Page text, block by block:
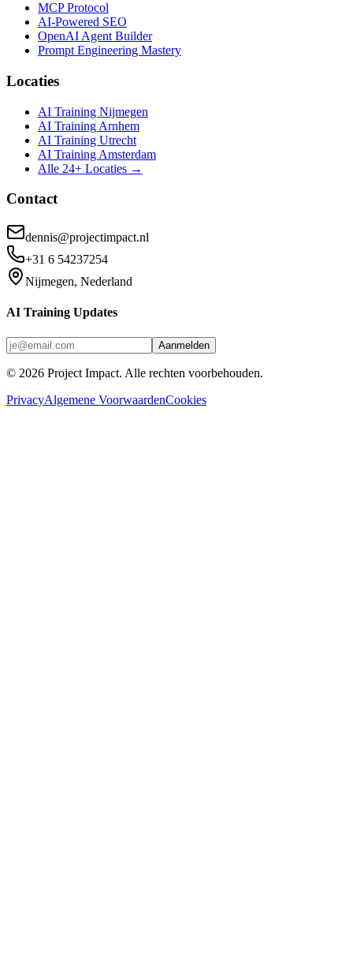
MCP Protocol
AI-Powered SEO
OpenAI Agent Builder
Prompt Engineering Mastery
Locaties
AI Training Nijmegen
AI Training Arnhem
AI Training Utrecht
AI Training Amsterdam
Alle 24+ Locaties →
Contact
dennis@projectimpact.nl
+31 6 54237254
Nijmegen, Nederland
AI Training Updates
Aanmelden
© 2026 Project Impact. Alle rechten voorbehouden.
PrivacyAlgemene VoorwaardenCookies